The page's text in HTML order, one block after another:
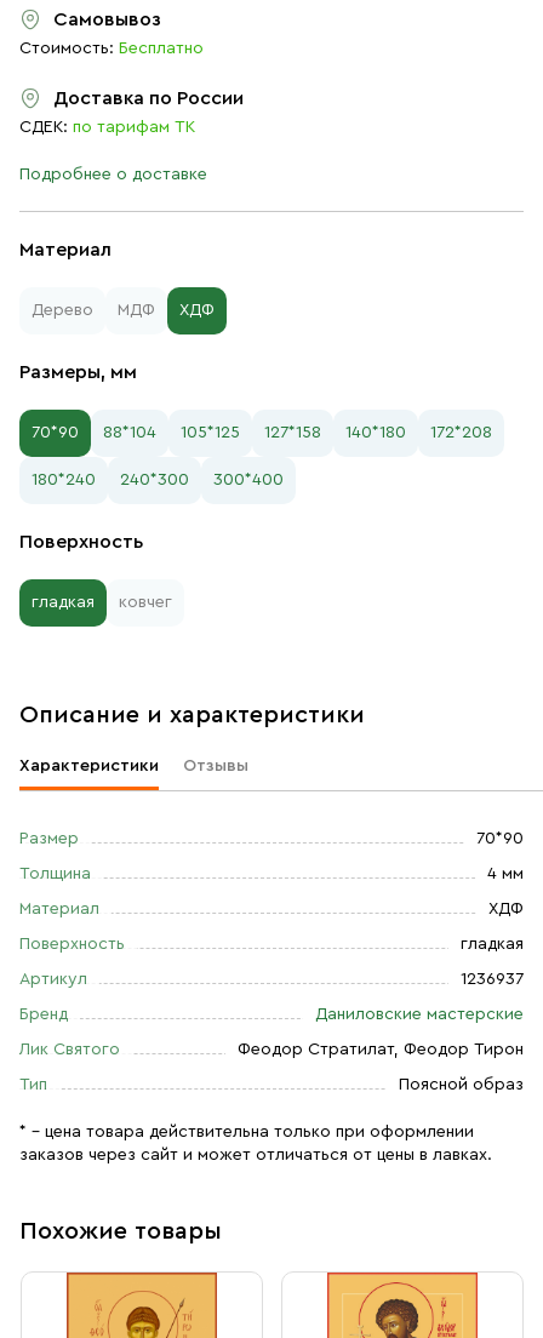
Материал
Дерево МДФ ХДФ
Размеры, мм
70*90 88*104 105*125 127*158 140*180 172*208
180*240 240*300 300*400
Поверхность
гладкая ковчег
Самовывоз
Стоимость: Бесплатно
Доставка по России
СДЕК: по тарифам ТК
Подробнее о доставке
Описание и характеристики
Характеристики Отзывы
Размер 70*90
Толщина 4 мм
Материал ХДФ
Поверхность гладкая
Артикул 1236937
Бренд Даниловские мастерские
Лик Святого Феодор Стратилат, Феодор Тирон
Тип Поясной образ
* – цена товара действительна только при оформлении
заказов через сайт и может отличаться от цены в лавках.
Похожие товары